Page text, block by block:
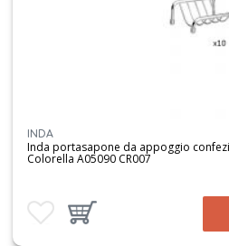
INDA
Inda portasapone da appoggio
Colorella A05090 CR007
Aggiungi ai preferitiAggiungi prodotto al carrello